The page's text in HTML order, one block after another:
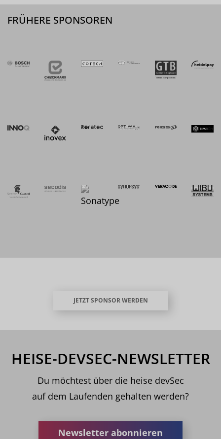
FRÜHERE SPONSOREN
JETZT SPONSOR WERDEN
HEISE-DEVSEC-NEWSLETTER
Du möchtest über die heise devSec
auf dem Laufenden gehalten werden?
Newsletter abonnieren